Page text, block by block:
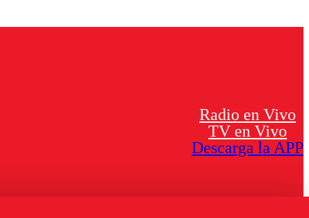
Radio en Vivo
TV en Vivo
Descarga la APP